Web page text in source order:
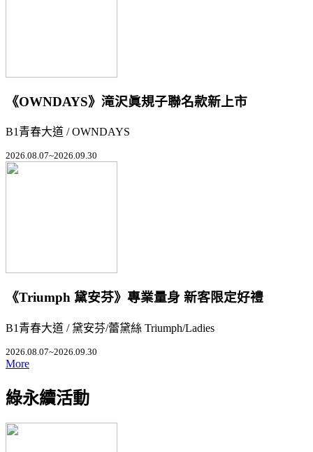
《OWNDAYS》滝沢眞規子聯名款新上市
B1青春大道 / OWNDAYS
2026.08.07~2026.09.30
《Triumph 黛安芬》專業量身 新客限定好禮
B1青春大道 / 黛安芬/蕾黛絲 Triumph/Ladies
2026.08.07~2026.09.30
More
綠永續活動